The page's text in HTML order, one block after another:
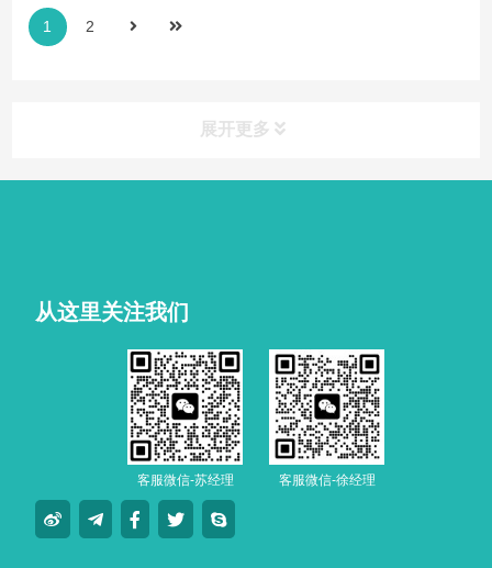
1 2
展开更多
从这里关注我们
客服微信-苏经理 客服微信-徐经理